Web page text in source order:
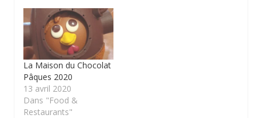
La Maison du Chocolat
Pâques 2020
13 avril 2020
Dans "Food &
Restaurants"